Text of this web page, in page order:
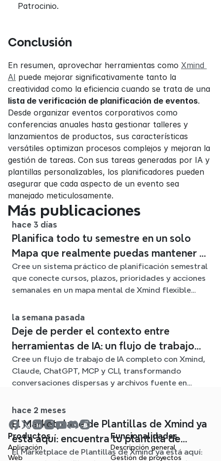
Patrocinio.
Conclusión
En resumen, aprovechar herramientas como Xmind
AI puede mejorar significativamente tanto la
lista de verificación de planificación de eventos.
Desde organizar eventos corporativos como
conferencias anuales hasta gestionar talleres y
lanzamientos de productos, sus características
versátiles optimizan procesos complejos y mejoran la
gestión de tareas. Con sus tareas generadas por IA y
plantillas personalizables, los planificadores pueden
asegurar que cada aspecto de un evento sea
manejado meticulosamente.
Más publicaciones
hace 3 días
Planifica todo tu semestre en un solo
Mapa que realmente puedas mantener al
día
Cree un sistema práctico de planificación semestral
que conecte cursos, plazos, prioridades y acciones
semanales en un mapa mental de Xmind flexible
la semana pasada
Deje de perder el contexto entre
herramientas de IA: un flujo de trabajo
conectado con Xmind
Cree un flujo de trabajo de IA completo con Xmind,
Claude, ChatGPT, MCP y CLI, transformando
conversaciones dispersas y archivos fuente en
hace 2 meses
El Marketplace de Plantillas de Xmind ya
está aquí: encuentra tu plantilla de
mapa mental para cualquier situación
El Marketplace de Plantillas de Xmind ya está aquí:
Productos
Aplicación
Web
Funcionalidades
Descripción general
Gestión de proyectos